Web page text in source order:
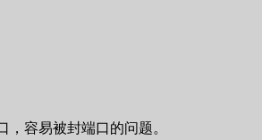
容易被封端口的问题。